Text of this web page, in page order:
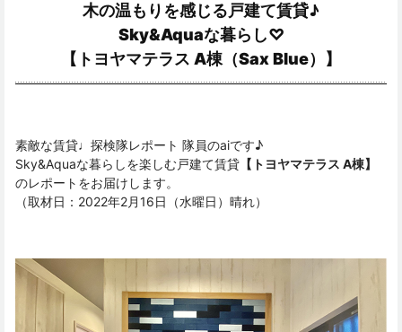
木の温もりを感じる戸建て賃貸♪
Sky&Aquaな暮らし♡
【トヨヤマテラス A棟（Sax Blue）】
素敵な賃貸♩探検隊レポート 隊員のaiです♪
Sky&Aquaな暮らしを楽しむ戸建て賃貸 【トヨヤマテラス A棟】
のレポートをお届けします。
（取材日：2022年2月16日（水曜日）晴れ）